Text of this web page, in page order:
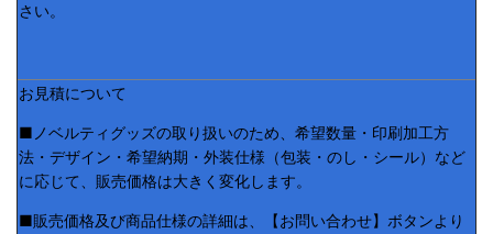
さい。
お見積について
■ノベルティグッズの取り扱いのため、希望数量・印刷加工方
法・デザイン・希望納期・外装仕様（包装・のし・シール）など
に応じて、販売価格は大きく変化します。
■販売価格及び商品仕様の詳細は、【お問い合わせ】ボタンより